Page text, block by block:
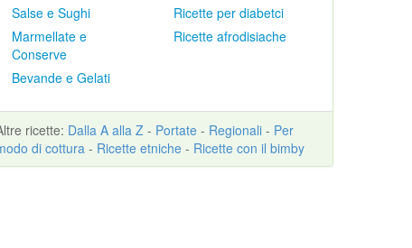
Salse e Sughi
Marmellate e
Conserve
Bevande e Gelati
Ricette per diabetci
Ricette afrodisiache
ricette: Dalla A alla Z - Portate - Regionali - Per
di cottura- Ricette etniche - Ricette con il bimby